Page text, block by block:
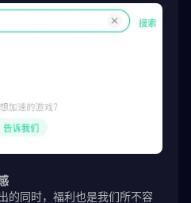
的同时，福利也是我们所不容